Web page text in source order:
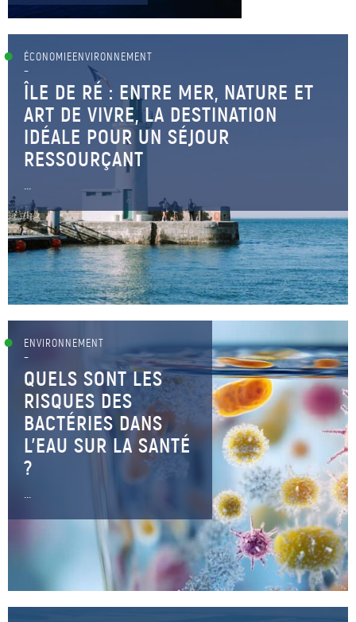
ÉCONOMIEENVIRONNEMENT
–
ÎLE DE RÉ : ENTRE MER, NATURE ET
ART DE VIVRE, LA DESTINATION
IDÉALE POUR UN SÉJOUR
RESSOURÇANT
...
ENVIRONNEMENT
–
QUELS SONT LES
RISQUES DES
BACTÉRIES DANS
L'EAU SUR LA SANTÉ
?
...